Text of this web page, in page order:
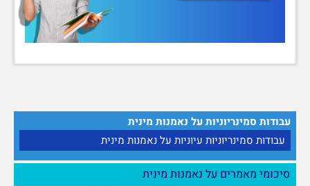
עבודות סמינריוניות על נאמנות מינית
עבודות סמינריוניות עיוניות על נאמנות מינית
סיכומי מאמרים על נאמנות מינית